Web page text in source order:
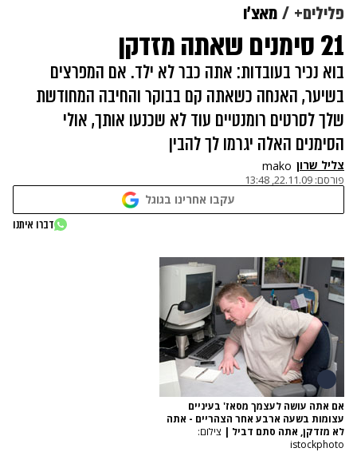
פלילים+ מאצ'ו
21 סימנים שאתה מזדקן
בוא נכיר בעובדות: אתה כבר לא ילד. אם המפרצים
בשיער, האנחה כשאתה קם בבוקר והחיבה המחודשת
שלך לסרטים רומנטיים עוד לא שכנעו אותך, אולי
הסימנים האלה יגרמו לך להבין
צליל שרון mako
פורסם: 22.11.09, 13:48
עקבו אחרינו בגוגל
דברו איתנו
אם אתה עושה לעצמך מסאז' בעיניים
עצומות בשעה ארבע אחר הצהריים - אתה
לא מזדקן, אתה סתם דביל | צילום:
istockphoto